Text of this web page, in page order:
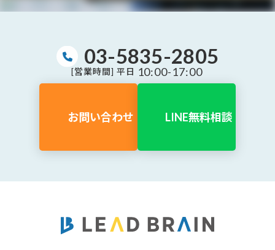
03-5835-2805
[営業時間] 平日 10:00-17:00
お問い合わせ LINE無料相談